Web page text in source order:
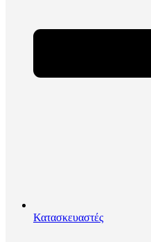
Κατασκευαστές